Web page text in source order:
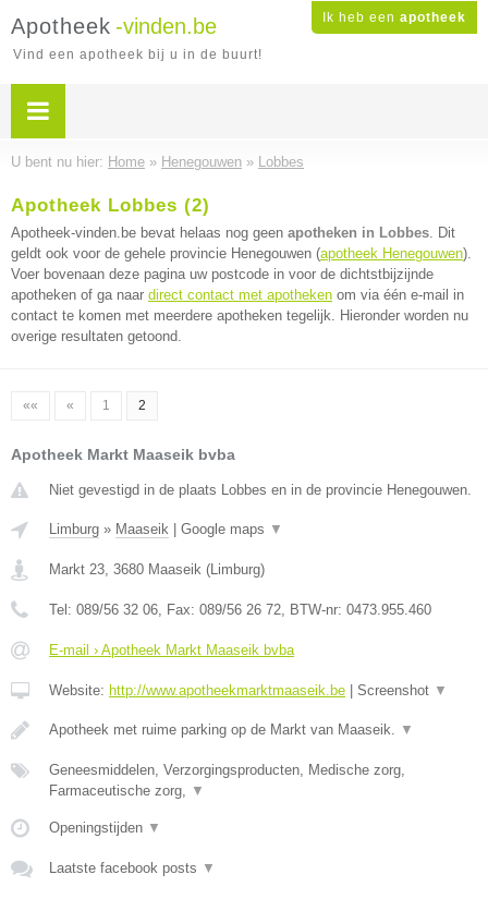
Ik heb een apotheek
Apotheek -vinden.be
Vind een apotheek bij u in de buurt!
U bent nu hier: Home » Henegouwen » Lobbes
Apotheek Lobbes (2)
Apotheek-vinden.be bevat helaas nog geen apotheken in Lobbes. Dit
geldt ook voor de gehele provincie Henegouwen (apotheek Henegouwen).
Voer bovenaan deze pagina uw postcode in voor de dichtstbijzijnde
apotheken of ga naar direct contact met apotheken om via één e-mail in
contact te komen met meerdere apotheken tegelijk. Hieronder worden nu
overige resultaten getoond.
«« « 1 2
Apotheek Markt Maaseik bvba
Niet gevestigd in de plaats Lobbes en in de provincie Henegouwen.
Limburg » Maaseik Google maps ▼
Markt 23, 3680 Maaseik (Limburg)
Tel: 089/56 32 06, Fax: 089/56 26 72, BTW-nr: 0473.955.460
E-mail › Apotheek Markt Maaseik bvba
Website: http://www.apotheekmarktmaaseik.be Screenshot ▼
Apotheek met ruime parking op de Markt van Maaseik. ▼
Geneesmiddelen, Verzorgingsproducten, Medische zorg,
Farmaceutische zorg, ▼
Openingstijden ▼
Laatste facebook posts ▼